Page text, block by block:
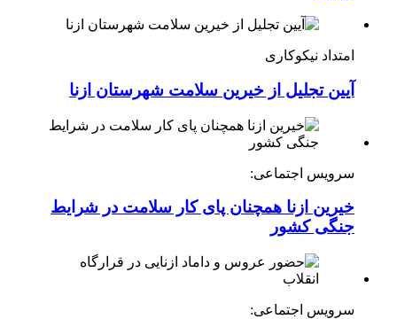
امتداد نیکوکاری
آیین تجلیل از خیرین سلامت شهرستان ازنا
سرویس اجتماعی:
خیرین ازنا همچنان پای کار سلامت در شرایط
جنگی کشور
سرویس اجتماعی: